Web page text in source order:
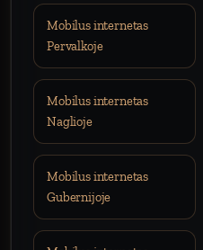
Mobilus internetas
Pervalkoje
Mobilus internetas
Naglioje
Mobilus internetas
Gubernijoje